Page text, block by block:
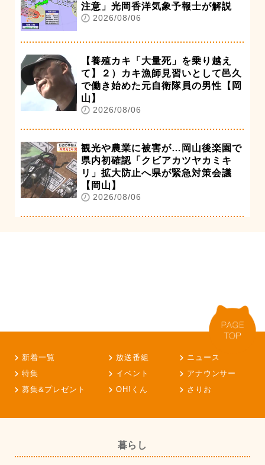
注意」光岡香洋気象予報士が解説
2026/08/06
【養殖カキ「大量死」を乗り越え
て】２）カキ漁師見習いとして邑久
で働き始めた元自衛隊員の男性【岡
山】
2026/08/06
観光や農業に被害が…岡山後楽園で
県内初確認「クビアカツヤカミキ
リ」拡大防止へ県が緊急対策会議
【岡山】
2026/08/06
新着一覧 放送番組
ニュース
特集
イベント
アナウンサー
募集&プレゼント
OH!くん さりお
暮らし